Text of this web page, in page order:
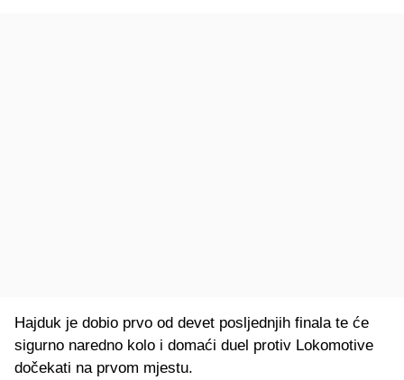
Hajduk je dobio prvo od devet posljednjih finala te će
sigurno naredno kolo i domaći duel protiv Lokomotive
dočekati na prvom mjestu.